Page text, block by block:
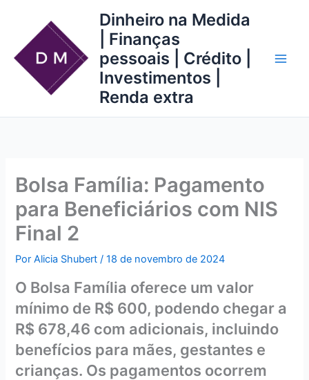
conteúdo
Dinheiro na Medida
| Finanças
pessoais | Crédito |
Investimentos |
Renda extra
Bolsa Família: Pagamento
para Beneficiários com NIS
Final 2
PorAlicia Shubert/18 de novembro de 2024
O Bolsa Família oferece um valor
mínimo de R$ 600, podendo chegar a
R$ 678,46 com adicionais, incluindo
benefícios para mães, gestantes e
crianças. Os pagamentos ocorrem